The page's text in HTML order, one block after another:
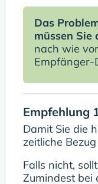
Das
müssen Sie
nach wie
Empfänger-
Empfehlung
Damit Sie die
zeitliche
Falls nicht,
Zumindest bei